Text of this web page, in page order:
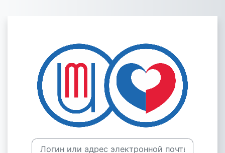
Зайти на
Логин или адрес электронной почты